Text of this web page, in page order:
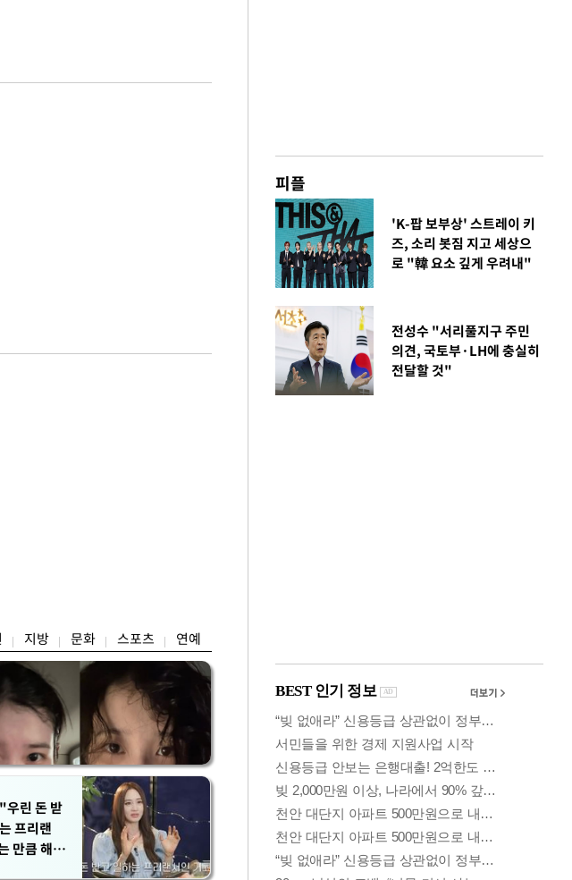
지방 문화 스포츠 연예
우린 돈 받
프리랜
만큼 해내
피플
'K-팝 보부상' 스트레이 키
즈, 소리 봇짐 지고 세상으
로 "韓 요소 깊게 우려내"
전성수 "서리풀지구 주민
의견, 국토부·LH에 충실히
전달할 것"